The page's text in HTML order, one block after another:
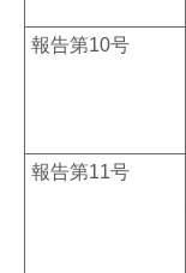
報告第10号
報告第11号